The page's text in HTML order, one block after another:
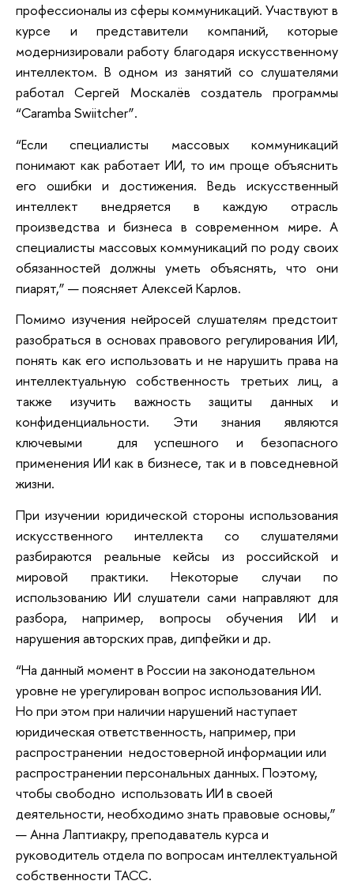
профессионалы из сферы коммуникаций. Участвуют в
курсе и представители компаний, которые
модернизировали работу благодаря искусственному
интеллектом. В одном из занятий со слушателями
работал Сергей Москалёв создатель программы
“Caramba Swiitcher”.
“Если специалисты массовых коммуникаций
понимают как работает ИИ, то им проще объяснить
его ошибки и достижения. Ведь искусственный
интеллект внедряется в каждую отрасль
произведства и бизнеса в современном мире. А
специалисты массовых коммуникаций по роду своих
обязанностей должны уметь объяснять, что они
пиарят,” —поясняет Алексей Карлов.
Помимо изучения нейросей слушателям предстоит
разобраться в основах правового регулирования ИИ,
понять как его использовать и не нарушить права на
интеллектуальную собственность третьих лиц, а
также изучить важность защиты данных и
конфиденциальности. Эти знания являются
ключевыми для успешного и безопасного
применения ИИ как в бизнесе, так и в повседневной
жизни.
При изучении юридической стороны использования
искусственного интеллекта со слушателями
разбираются реальные кейсы из российской и
мировой практики. Некоторые случаи по
использованию ИИ слушатели сами направляют для
разбора, например, вопросы обучения ИИ и
нарушения авторских прав, дипфейки и др.
“На данный момент в России на законодательном
уровне не урегулирован вопрос использования ИИ.
Но при этом при наличии нарушений наступает
юридическая ответственность, например, при
распространении недостоверной информации или
распространении персональных данных. Поэтому,
чтобы свободно использовать ИИ в своей
деятельности, необходимо знать правовые основы,”
— Анна Лаптиакру, преподаватель курса и
руководитель отдела по вопросам интеллектуальной
собственности ТАСС.